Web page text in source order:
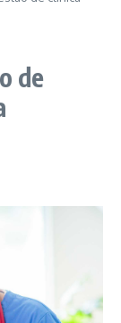
de